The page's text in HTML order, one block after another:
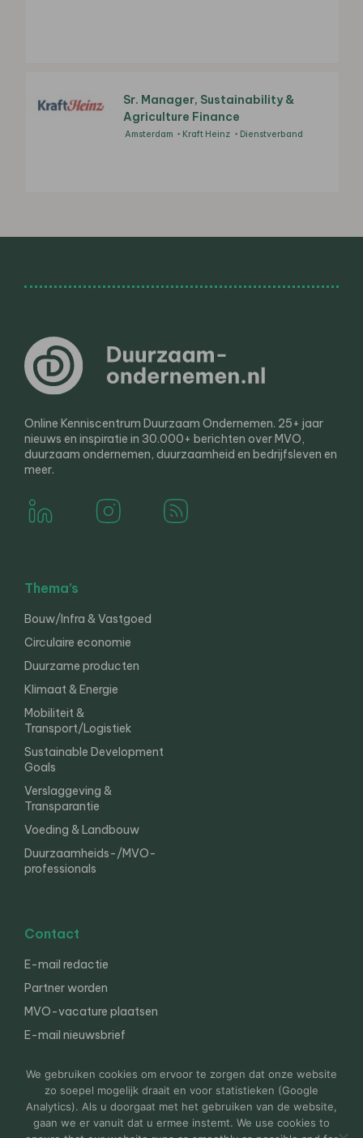
Sr. Manager, Sustainability &
Agriculture Finance
Amsterdam Kraft Heinz Dienstverband
Online Kenniscentrum Duurzaam Ondernemen. 25+ jaar
nieuws en inspiratie in 30.000+ berichten over MVO,
duurzaam ondernemen, duurzaamheid en bedrijfsleven en
meer.
Thema’s
Bouw/Infra & Vastgoed
Circulaire economie
Duurzame producten
Klimaat & Energie
Mobiliteit &
Transport/Logistiek
Sustainable Development
Goals
Verslaggeving &
Transparantie
Voeding & Landbouw
Duurzaamheids-/MVO-
professionals
Contact
E-mail redactie
Partner worden
MVO-vacature plaatsen
E-mail nieuwsbrief
© 2000-2026 Van der Molen EIS Colofon
Disclaimer
We gebruiken cookies om ervoor te zorgen dat onze website
zo soepel mogelijk draait en voor statistieken (Google
Analytics). Als u doorgaat met het gebruiken van de website,
gaan we er vanuit dat u ermee instemt. We use cookies to